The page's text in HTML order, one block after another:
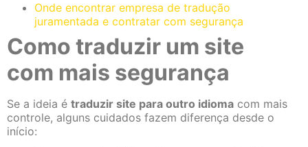
Onde encontrar empresa de tradução
juramentada e contratar com segurança
Como traduzir um site
com mais segurança
Se a ideia é traduzir site para outro idioma com mais
controle, alguns cuidados fazem diferença desde o
início: